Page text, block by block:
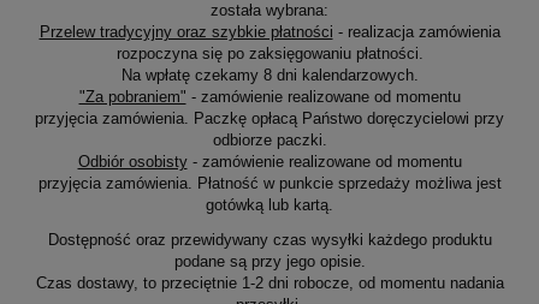
została wybrana:
Przelew tradycyjny oraz szybkie płatności - realizacja zamówienia
rozpoczyna się po zaksięgowaniu płatności.
Na wpłatę czekamy 8 dni kalendarzowych.
"Za pobraniem" - zamówienie realizowane od momentu
przyjęcia zamówienia. Paczkę opłacą Państwo doręczycielowi przy
odbiorze paczki.
Odbiór osobisty- zamówienie realizowane od momentu
przyjęcia zamówienia. Płatność w punkcie sprzedaży możliwa jest
gotówką lub kartą.
Dostępność oraz przewidywany czas wysyłki każdego produktu
podane są przy jego opisie.
Czas dostawy, to przeciętnie 1-2 dni robocze, od momentu nadania